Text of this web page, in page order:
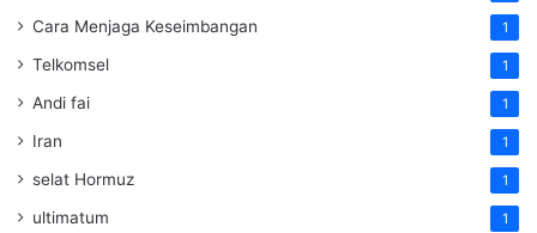
Cara Menjaga Keseimbangan 1
Telkomsel 1
Andi fai 1
Iran 1
selat Hormuz 1
ultimatum 1